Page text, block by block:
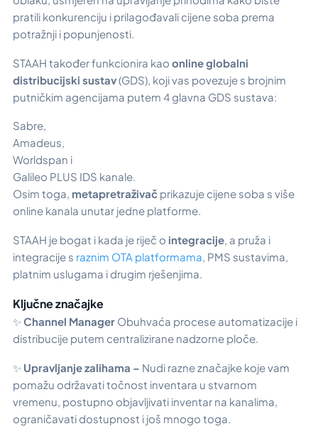
pratili konkurenciju i prilagođavali cijene soba prema
potražnji i popunjenosti.
STAAH također funkcionira kao online globalni
distribucijski sustav(GDS), koji vas povezuje s brojnim
putničkim agencijama putem 4 glavna GDS sustava:
Sabre,
Amadeus,
Worldspan i
Galileo PLUS IDS kanale.
Osim toga, metapretraživač prikazuje cijene soba s više
online kanala unutar jedne platforme.
STAAH je bogat i kada je riječ o integracije, a pruža i
integracije s raznim OTA platformama, PMS sustavima,
platnim uslugama i drugim rješenjima.
Ključne značajke
✨Channel Manager Obuhvaća procese automatizacije i
distribucije putem centralizirane nadzorne ploče.
✨ Upravljanje zalihama – Nudi razne značajke koje vam
pomažu održavati točnost inventara u stvarnom
vremenu, postupno objavljivati inventar na kanalima,
ograničavati dostupnost i još mnogo toga.